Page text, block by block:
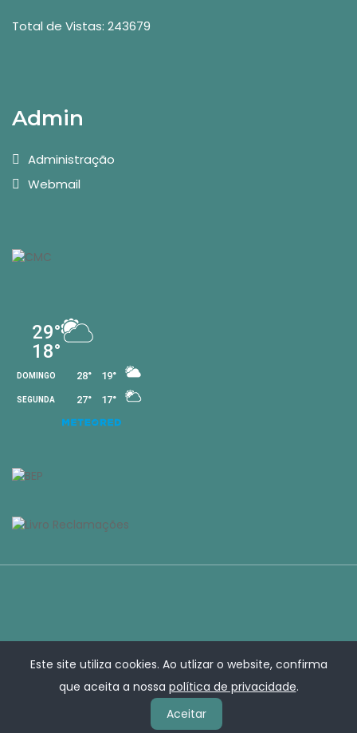
Este site utiliza cookies. Ao utlizar o website, confirma
que aceita a nossa política de privacidade.
Aceitar
Total de Vistas: 243679
Admin
Administração
Webmail